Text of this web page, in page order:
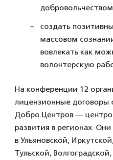
создать
массовом
вовлекать как
волонтерскую
На конференции 12
лицензионные договоры
Добро.Центров —
развития в регионах.
в Ульяновской,
Тульской,